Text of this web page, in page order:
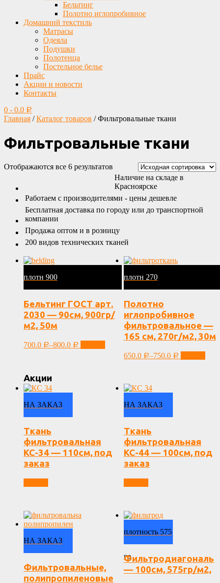
Бельтинг
Полотно иглопробивное
Домашний текстиль
Матрасы
Одеяла
Подушки
Полотенца
Постельное белье
Прайс
Акции и новости
Контакты
0 - 0.0 Р
Главная /Каталог товаров / Фильтровальные ткани
Фильтровальные ткани
Отображаются все 6 результатов
Наличие на складе в
Красноярске
Работаем с производителями - цены дешевле
Бесплатная доставка по городу или до транспортной
компании
Продажа оптом и в розницу
200 видов технических тканей
плотн 900
Бельтинг ГОСТ арт.
2030 — 90см, 900гр/
м2, 50м
700.0 Р–800.0 Р
плотн 270
Полотно
иглопробивное
фильтровальное —
165 см, 270г/м2, 30м
650.0 Р–750.0 Р
НА ЗАКАЗ
Ткань
фильтровальная
КС-34 — 110см, под
заказ
НА ЗАКАЗ
Ткань
фильтровальная
КС-44 — 100см, под
заказ
НА ЗАКАЗ
Фильтровальные,
полипропиленовые
плотность 575
гр
Фильтродиагональ
— 100см, 575гр/м2,
Акции